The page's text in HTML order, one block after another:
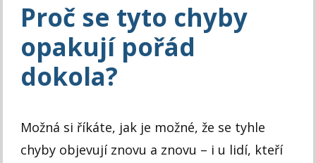
Proč se tyto chyby
opakují pořád
dokola?
Možná si říkáte, jak je možné, že se tyhle
chyby objevují znovu a znovu – i u lidí, kteří